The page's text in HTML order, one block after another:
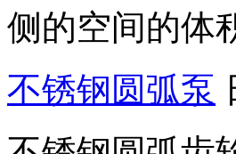
侧的空间的体
不锈钢圆弧泵